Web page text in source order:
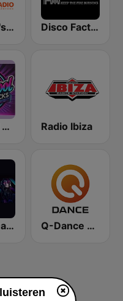
Jouw 90's Radio Disco Factory
OldSkool Dance Tracks Radio Ibiza
Classic Dance Radio Q-Dance Radio